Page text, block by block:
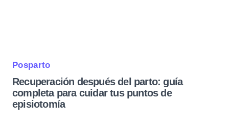
Posparto
Recuperación después del parto: guía
completa para cuidar tus puntos de
episiotomía